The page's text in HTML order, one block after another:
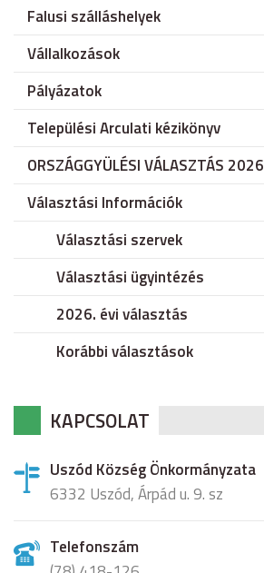
Falusi szálláshelyek
Vállalkozások
Pályázatok
Települési Arculati kézikönyv
ORSZÁGGYÜLÉSI VÁLASZTÁS 2026
Választási Információk
Választási szervek
Választási ügyintézés
2026. évi választás
Korábbi választások
KAPCSOLAT
Uszód Község Önkormányzata
6332 Uszód, Árpád u. 9. sz
Telefonszám